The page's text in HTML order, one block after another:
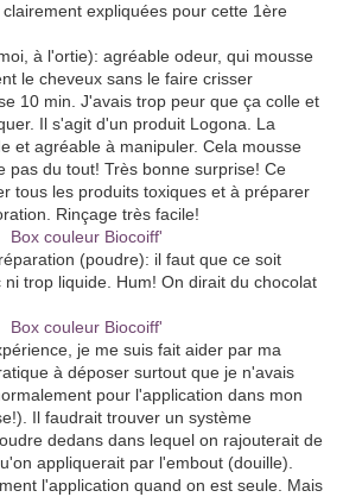
expliquées pour cette 1ère
à l'ortie): agréable odeur, qui mousse
le cheveux sans le faire crisser
10 min. J'avais trop peur que ça colle et
Il s'agit d'un produit Logona. La
et agréable à manipuler. Cela mousse
pas du tout! Très bonne surprise! Ce
tous les produits toxiques et à préparer
Rinçage très facile!
(poudre): il faut que ce soit
trop liquide. Hum! On dirait du chocolat
je me suis fait aider par ma
à déposer surtout que je n'avais
pour l'application dans mon
Il faudrait trouver un système
dedans dans lequel on rajouterait de
appliquerait par l'embout (douille).
l'application quand on est seule. Mais